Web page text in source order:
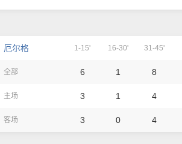
厄尔格 1-15' 16-30' 31-45'
全部 6 1 8
主场 3 1 4
客场 3 0 4